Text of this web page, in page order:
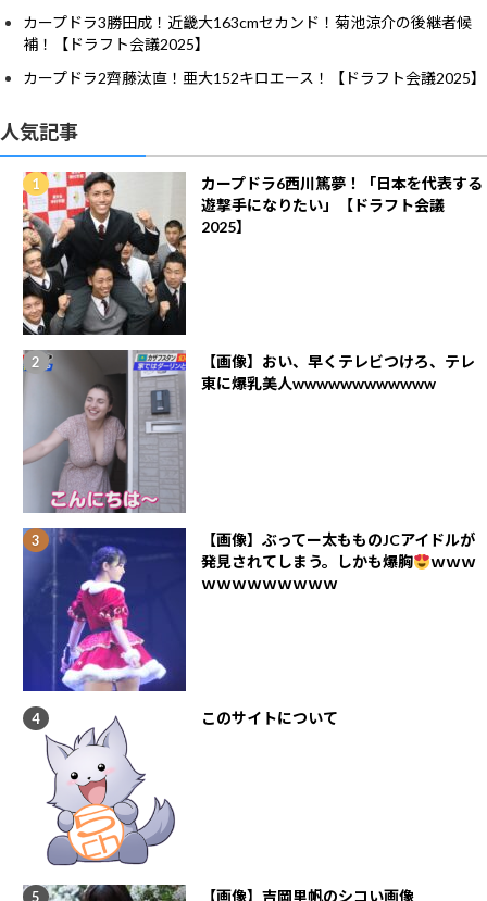
カープドラ3勝田成！近畿大163cmセカンド！菊池涼介の後継者候
補！【ドラフト会議2025】
カープドラ2齊藤汰直！亜大152キロエース！【ドラフト会議2025】
人気記事
カープドラ6西川篤夢！「日本を代表する
遊撃手になりたい」【ドラフト会議
2025】
【画像】おい、早くテレビつけろ、テレ
東に爆乳美人wwwwwwwwwwww
【画像】ぶってー太もものJCアイドルが
発見されてしまう。しかも爆胸
ｗｗｗ
ｗｗｗｗｗｗｗｗｗ
このサイトについて
【画像】吉岡里帆のシコい画像